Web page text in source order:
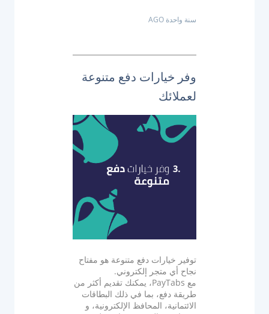
سنة واحدة AGO
وفر خيارات دفع متنوعة
لعملائك
توفير خيارات دفع متنوعة هو مفتاح
نجاح أي متجر إلكتروني.
مع PayTabs، يمكنك تقديم أكثر من
طريقة دفع، بما في ذلك البطاقات
الائتمانية، المحافظ الإلكترونية، و